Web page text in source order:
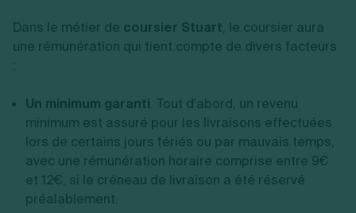
Dans le métier de coursier Stuart, le coursier aura
une rémunération qui tient compte de divers facteurs
:
Un minimum garanti. Tout d'abord, un revenu
minimum est assuré pour les livraisons effectuées
lors de certains jours fériés ou par mauvais temps,
avec une rémunération horaire comprise entre 9€
et 12€, si le créneau de livraison a été réservé
préalablement.